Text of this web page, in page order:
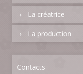
La créatrice
La production
Contacts